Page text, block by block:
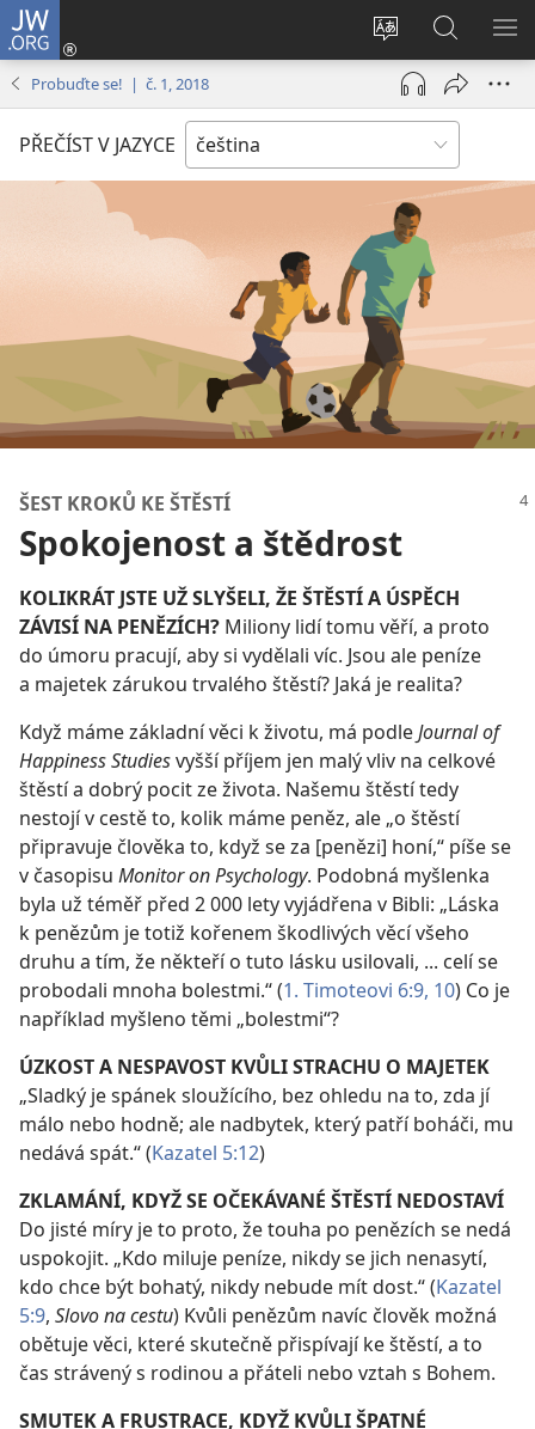
JW.ORG
Změnit
jazyk
stránek
Přihlásit
se
(otevřeno
okno)
Hledat
na
JW.ORG
Probuďte se! | č. 1, 2018
PŘEČÍST V JAZYCE
ŠEST KROKŮ KE ŠTĚSTÍ
Spokojenost a štědrost
KOLIKRÁT JSTE UŽ SLYŠELI, ŽE ŠTĚSTÍ A ÚSPĚCH
ZÁVISÍ NA PENĚZÍCH? Miliony lidí tomu věří, a proto
do úmoru pracují, aby si vydělali víc. Jsou ale peníze
a majetek zárukou trvalého štěstí? Jaká je realita?
Když máme základní věci k životu, má podleJournal of
Happiness Studiesvyšší příjem jen malý vliv na celkové
štěstí a dobrý pocit ze života. Našemu štěstí tedy
nestojí v cestě to, kolik máme peněz, ale „o štěstí
připravuje člověka to, když se za [penězi] honí,“ píše se
v časopisu Monitor on Psychology. Podobná myšlenka
byla už téměř před 2 000 lety vyjádřena v Bibli: „Láska
k penězům je totiž kořenem škodlivých věcí všeho
druhu a tím, že někteří o tuto lásku usilovali, ... celí se
probodali mnoha bolestmi.“ (1. Timoteovi 6:9, 10) Co je
například myšleno těmi „bolestmi“?
ÚZKOST A NESPAVOST KVŮLI STRACHU O MAJETEK
„Sladký je spánek sloužícího, bez ohledu na to, zda jí
málo nebo hodně; ale nadbytek, který patří boháči, mu
nedává spát.“ (Kazatel 5:12)
ZKLAMÁNÍ, KDYŽ SE OČEKÁVANÉ ŠTĚSTÍ NEDOSTAVÍ
Do jisté míry je to proto, že touha po penězích se nedá
uspokojit. „Kdo miluje peníze, nikdy se jich nenasytí,
kdo chce být bohatý, nikdy nebude mít dost.“ (Kazatel
5:9, Slovo na cestu) Kvůli penězům navíc člověk možná
obětuje věci, které skutečně přispívají ke štěstí, a to
čas strávený s rodinou a přáteli nebo vztah s Bohem.
SMUTEK A FRUSTRACE, KDYŽ KVŮLI ŠPATNÉ